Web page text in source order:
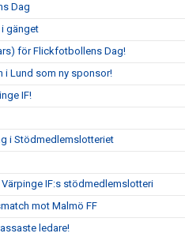
Dag
gänget
för Flickfotbollens Dag!
i Lund som ny sponsor!
IF!
i Stödmedlemslotteriet
IF:s stödmedlemslotteri
mot Malmö FF
ledare!